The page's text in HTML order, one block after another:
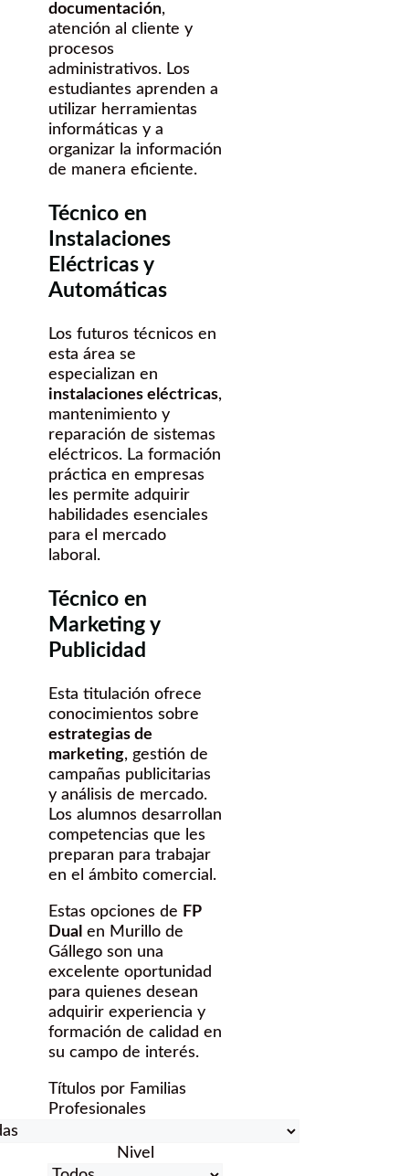
documentación,
atención al cliente y
procesos
administrativos. Los
estudiantes aprenden a
utilizar herramientas
informáticas y a
organizar la información
de manera eficiente.
Técnico en
Instalaciones
Eléctricas y
Automáticas
Los futuros técnicos en
esta área se
especializan en
instalaciones eléctricas,
mantenimiento y
reparación de sistemas
eléctricos. La formación
práctica en empresas
les permite adquirir
habilidades esenciales
para el mercado
laboral.
Técnico en
Marketing y
Publicidad
Esta titulación ofrece
conocimientos sobre
estrategias de
marketing, gestión de
campañas publicitarias
y análisis de mercado.
Los alumnos desarrollan
competencias que les
preparan para trabajar
en el ámbito comercial.
Estas opciones de FP
Dual en Murillo de
Gállego son una
excelente oportunidad
para quienes desean
adquirir experiencia y
formación de calidad en
su campo de interés.
Títulos por Familias
Profesionales
Nivel